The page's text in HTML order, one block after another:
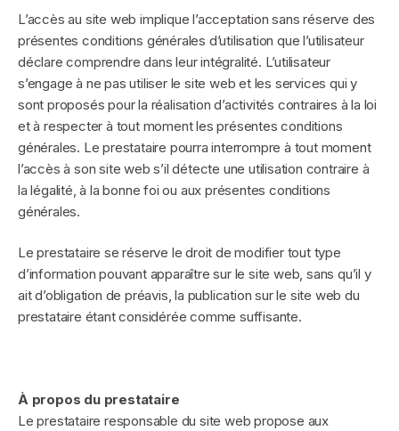
L’accès au site web implique l’acceptation sans réserve des
présentes conditions générales d’utilisation que l’utilisateur
déclare comprendre dans leur intégralité. L’utilisateur
s’engage à ne pas utiliser le site web et les services qui y
sont proposés pour la réalisation d’activités contraires à la loi
et à respecter à tout moment les présentes conditions
générales. Le prestataire pourra interrompre à tout moment
l’accès à son site web s’il détecte une utilisation contraire à
la légalité, à la bonne foi ou aux présentes conditions
générales.
Le prestataire se réserve le droit de modifier tout type
d’information pouvant apparaître sur le site web, sans qu’il y
ait d’obligation de préavis, la publication sur le site web du
prestataire étant considérée comme suffisante.
À propos du prestataire
Le prestataire responsable du site web propose aux